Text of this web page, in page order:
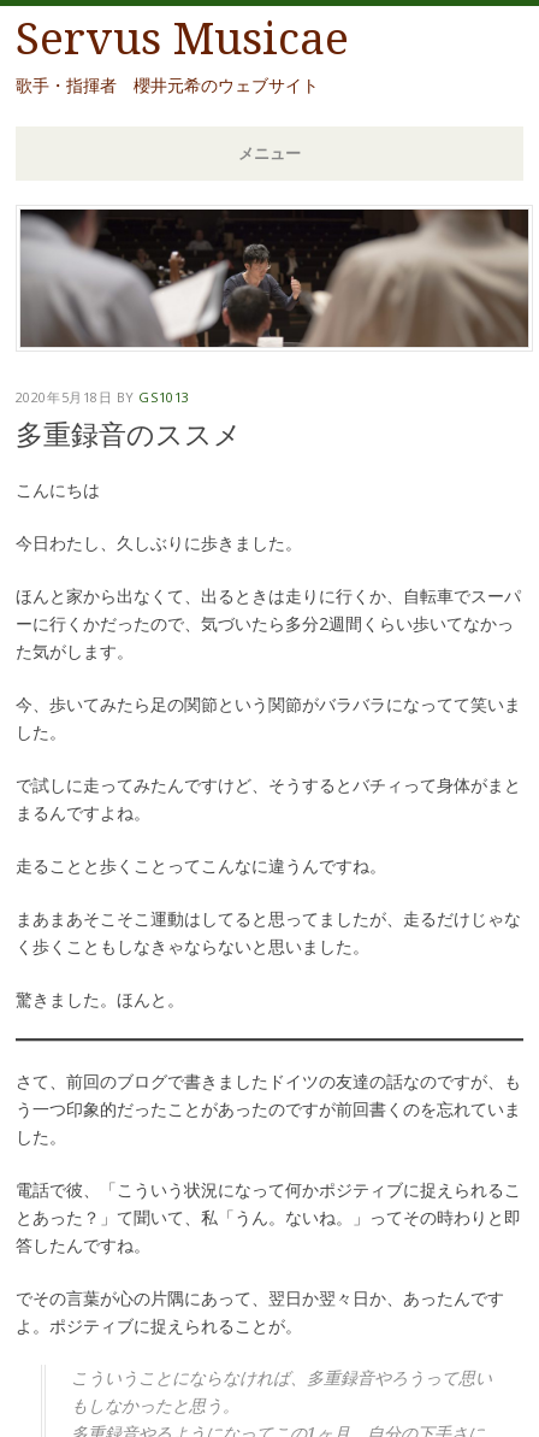
Servus Musicae
歌手・指揮者 櫻井元希のウェブサイト
メニュー
コ
ン
テ
移
動
2020年5月18日 BY GS1013
多重録音のススメ
こんにちは
今日わたし、久しぶりに歩きました。
ほんと家から出なくて、出るときは走りに行くか、自転車でスーパ
ーに行くかだったので、気づいたら多分2週間くらい歩いてなかっ
た気がします。
今、歩いてみたら足の関節という関節がバラバラになってて笑いま
した。
で試しに走ってみたんですけど、そうするとバチィって身体がまと
まるんですよね。
走ることと歩くことってこんなに違うんですね。
まあまあそこそこ運動はしてると思ってましたが、走るだけじゃな
く歩くこともしなきゃならないと思いました。
驚きました。ほんと。
さて、前回のブログで書きましたドイツの友達の話なのですが、も
う一つ印象的だったことがあったのですが前回書くのを忘れていま
した。
電話で彼、「こういう状況になって何かポジティブに捉えられるこ
とあった？」て聞いて、私「うん。ないね。」ってその時わりと即
答したんですね。
でその言葉が心の片隅にあって、翌日か翌々日か、あったんです
よ。ポジティブに捉えられることが。
こういうことにならなければ、多重録音やろうって思い
もしなかったと思う。